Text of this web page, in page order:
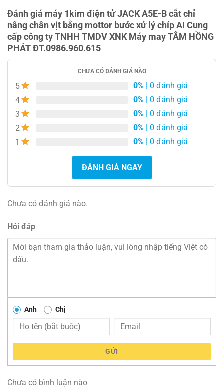
Đánh giá máy 1kim điện tử JACK A5E-B cắt chỉ
nâng chân vịt bằng mottor bước xử lý chíp AI Cung
cấp công ty TNHH TMDV XNK Máy may TÂM HỒNG
PHÁT ĐT.0986.960.615
CHƯA CÓ ĐÁNH GIÁ NÀO
5 0% | 0 đánh giá
4
0% | 0 đánh giá
3
0% | 0 đánh giá
2
0% | 0 đánh giá
1
0% | 0 đánh giá
ĐÁNH GIÁ NGAY
Chưa có đánh giá nào.
Hỏi đáp
Anh Chị
GỬI
Chưa có bình luận nào